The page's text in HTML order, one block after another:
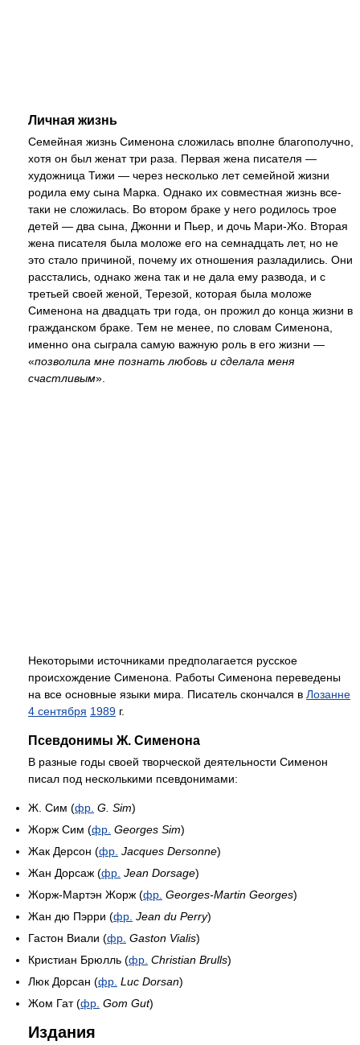
Личная жизнь
Семейная жизнь Сименона сложилась вполне благополучно,
хотя он был женат три раза. Первая жена писателя —
художница Тижи — через несколько лет семейной жизни
родила ему сына Марка. Однако их совместная жизнь все-
таки не сложилась. Во втором браке у него родилось трое
детей — два сына, Джонни и Пьер, и дочь Мари-Жо. Вторая
жена писателя была моложе его на семнадцать лет, но не
это стало причиной, почему их отношения разладились. Они
расстались, однако жена так и не дала ему развода, и с
третьей своей женой, Терезой, которая была моложе
Сименона на двадцать три года, он прожил до конца жизни в
гражданском браке. Тем не менее, по словам Сименона,
именно она сыграла самую важную роль в его жизни —
«позволила мне познать любовь и сделала меня
счастливым».
Некоторыми источниками предполагается русское
происхождение Сименона. Работы Сименона переведены
на все основные языки мира. Писатель скончался в Лозанне
4 сентября 1989 г.
Псевдонимы Ж. Сименона
В разные годы своей творческой деятельности Сименон
писал под несколькими псевдонимами:
Ж. Сим (фр. G. Sim)
Жорж Сим (фр. Georges Sim)
Жак Дерсон (фр. Jacques Dersonne)
Жан Дорсаж (фр. Jean Dorsage)
Жорж-Мартэн Жорж (фр. Georges-Martin Georges)
Жан дю Пэрри (фр. Jean du Perry)
Гастон Виали (фр. Gaston Vialis)
Кристиан Брюлль (фр. Christian Brulls)
Люк Дорсан (фр. Luc Dorsan)
Жом Гат (фр. Gom Gut)
Издания